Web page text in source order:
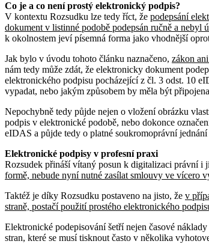
Co je a co není prostý elektronický podpis?
V kontextu Rozsudku lze tedy říct, že podepsání
dokument v listinné podobě podepsán ručně a nebyl
k okolnostem jeví písemná forma jako vhodnější
Jak bylo v úvodu tohoto článku naznačeno, zákon
nám tedy může zdát, že elektronicky dokument
elektronického podpisu pocházející z čl. 3 odst. 10
vypadat, nebo jakým způsobem by měla být
Nepochybně tedy půjde nejen o vložení obrázku
podpis v elektronické podobě, nebo dokonce
eIDAS a půjde tedy o platné soukromoprávní
Elektronické podpisy v profesní praxi
Rozsudek přináší vítaný posun k digitalizaci právní i
formě, nebude nyní nutné zasílat smlouvy ve vícero
Taktéž je díky Rozsudku postaveno na jisto, že v
straně, postačí použití prostého elektronického
Elektronické podepisování šetří nejen časové
stran, které se musí tisknout často v několika